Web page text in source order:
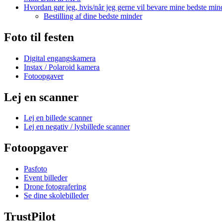
Hvordan gør jeg, hvis/når jeg gerne vil bevare mine bedste
Bestilling af dine bedste minder
Foto til festen
Digital engangskamera
Instax / Polaroid kamera
Fotoopgaver
Lej en scanner
Lej en billede scanner
Lej en negativ / lysbillede scanner
Fotoopgaver
Pasfoto
Event billeder
Drone fotografering
Se dine skolebilleder
TrustPilot